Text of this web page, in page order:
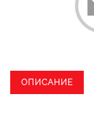
ОПИСАНИЕ